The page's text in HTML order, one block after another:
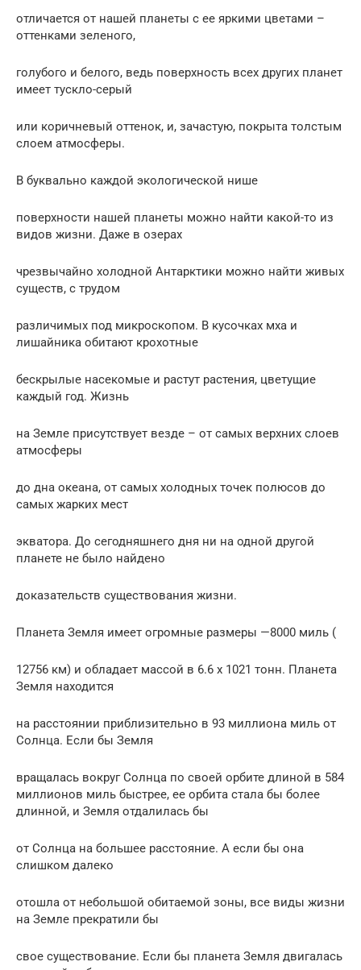
отличается от нашей планеты с ее яркими цветами –
оттенками зеленого,
голубого и белого, ведь поверхность всех других планет
имеет тускло-серый
или коричневый оттенок, и, зачастую, покрыта толстым
слоем атмосферы.
В буквально каждой экологической нише
поверхности нашей планеты можно найти какой-то из
видов жизни. Даже в озерах
чрезвычайно холодной Антарктики можно найти живых
существ, с трудом
различимых под микроскопом. В кусочках мха и
лишайника обитают крохотные
бескрылые насекомые и растут растения, цветущие
каждый год. Жизнь
на Земле присутствует везде – от самых верхних слоев
атмосферы
до дна океана, от самых холодных точек полюсов до
самых жарких мест
экватора. До сегодняшнего дня ни на одной другой
планете не было найдено
доказательств существования жизни.
Планета Земля имеет огромные размеры —8000 миль (
12756 км) и обладает массой в 6.6 x 1021 тонн. Планета
Земля находится
на расстоянии приблизительно в 93 миллиона миль от
Солнца. Если бы Земля
вращалась вокруг Солнца по своей орбите длиной в 584
миллионов миль быстрее, ее орбита стала бы более
длинной, и Земля отдалилась бы
от Солнца на большее расстояние. А если бы она
слишком далеко
отошла от небольшой обитаемой зоны, все виды жизни
на Земле прекратили бы
свое существование. Если бы планета Земля двигалась